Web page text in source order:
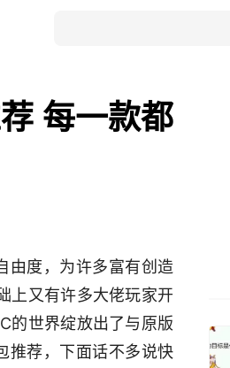
每一款都
由度，为许多富有创造
上又有许多大佬玩家开
C的世界绽放出了与原版
推荐，下面话不多说快